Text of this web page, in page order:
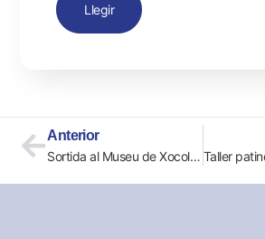
Llegir
Anterior
Sortida al Museu de Xocolata